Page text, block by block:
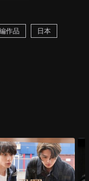
作品 日本